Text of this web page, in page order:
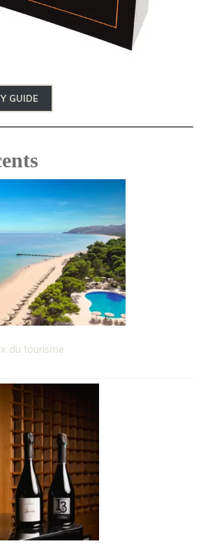
GUIDE
du tourisme